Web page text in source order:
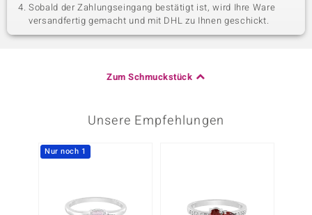
Sobald der Zahlungseingang bestätigt ist, wird Ihre Ware
versandfertig gemacht und mit DHL zu Ihnen geschickt.
Zum Schmuckstück
Unsere Empfehlungen
Nur noch 1